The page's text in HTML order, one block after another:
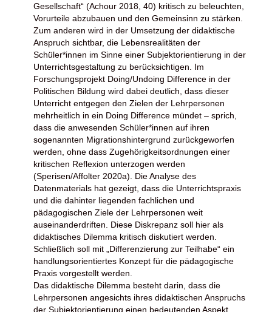
Gesellschaft“ (Achour 2018, 40) kritisch zu beleuchten,
Vorurteile abzubauen und den Gemeinsinn zu stärken.
Zum anderen wird in der Umsetzung der didaktische
Anspruch sichtbar, die Lebensrealitäten der
Schüler*innen im Sinne einer Subjektorientierung in der
Unterrichtsgestaltung zu berücksichtigen. Im
Forschungsprojekt Doing/Undoing Difference in der
Politischen Bildung wird dabei deutlich, dass dieser
Unterricht entgegen den Zielen der Lehrpersonen
mehrheitlich in ein Doing Difference mündet – sprich,
dass die anwesenden Schüler*innen auf ihren
sogenannten Migrationshintergrund zurückgeworfen
werden, ohne dass Zugehörigkeitsordnungen einer
kritischen Reflexion unterzogen werden
(Sperisen/Affolter 2020a). Die Analyse des
Datenmaterials hat gezeigt, dass die Unterrichtspraxis
und die dahinter liegenden fachlichen und
pädagogischen Ziele der Lehrpersonen weit
auseinanderdriften. Diese Diskrepanz soll hier als
didaktisches Dilemma kritisch diskutiert werden.
Schließlich soll mit „Differenzierung zur Teilhabe“ ein
handlungsorientiertes Konzept für die pädagogische
Praxis vorgestellt werden.
Das didaktische Dilemma besteht darin, dass die
Lehrpersonen angesichts ihres didaktischen Anspruchs
der Subjektorientierung einen bedeutenden Aspekt